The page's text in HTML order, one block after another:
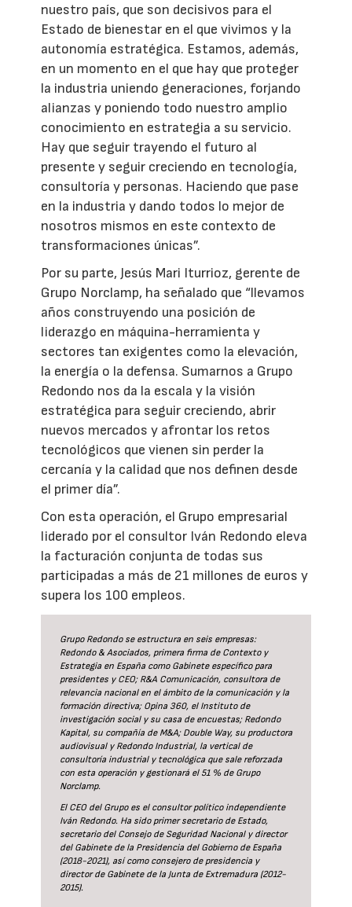
nuestro país, que son decisivos para el
Estado de bienestar en el que vivimos y la
autonomía estratégica. Estamos, además,
en un momento en el que hay que proteger
la industria uniendo generaciones, forjando
alianzas y poniendo todo nuestro amplio
conocimiento en estrategia a su servicio.
Hay que seguir trayendo el futuro al
presente y seguir creciendo en tecnología,
consultoría y personas. Haciendo que pase
en la industria y dando todos lo mejor de
nosotros mismos en este contexto de
transformaciones únicas”.
Por su parte, Jesús Mari Iturrioz, gerente de
Grupo Norclamp, ha señalado que “llevamos
años construyendo una posición de
liderazgo en máquina-herramienta y
sectores tan exigentes como la elevación,
la energía o la defensa. Sumarnos a Grupo
Redondo nos da la escala y la visión
estratégica para seguir creciendo, abrir
nuevos mercados y afrontar los retos
tecnológicos que vienen sin perder la
cercanía y la calidad que nos definen desde
el primer día”.
Con esta operación, el Grupo empresarial
liderado por el consultor Iván Redondo eleva
la facturación conjunta de todas sus
participadas a más de 21 millones de euros y
supera los 100 empleos.
Grupo Redondo se estructura en seis empresas:
Redondo & Asociados, primera firma de Contexto y
Estrategia en España como Gabinete específico para
presidentes y CEO; R&A Comunicación, consultora de
relevancia nacional en el ámbito de la comunicación y la
formación directiva; Opina 360, el Instituto de
investigación social y su casa de encuestas; Redondo
Kapital, su compañía de M&A; Double Way, su productora
audiovisual y Redondo Industrial, la vertical de
consultoría industrial y tecnológica que sale reforzada
con esta operación y gestionará el 51 % de Grupo
Norclamp.
El CEO del Grupo es el consultor político independiente
Iván Redondo. Ha sido primer secretario de Estado,
secretario del Consejo de Seguridad Nacional y director
del Gabinete de la Presidencia del Gobierno de España
(2018-2021), así como consejero de presidencia y
director de Gabinete de la Junta de Extremadura (2012-
2015).